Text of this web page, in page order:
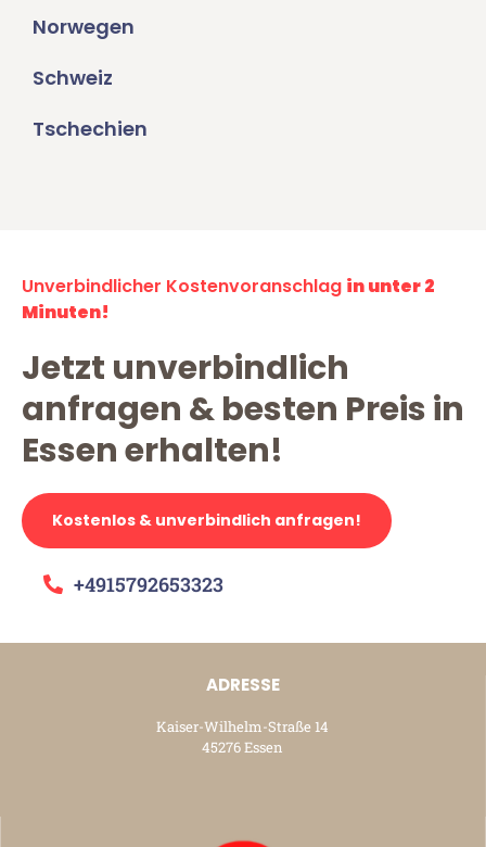
Norwegen
Schweiz
Tschechien
Unverbindlicher Kostenvoranschlag in unter 2
Minuten!
Jetzt unverbindlich
anfragen & besten Preis in
Essen erhalten!
Kostenlos & unverbindlich anfragen!
+4915792653323
ADRESSE
Kaiser-Wilhelm-Straße 14
45276 Essen